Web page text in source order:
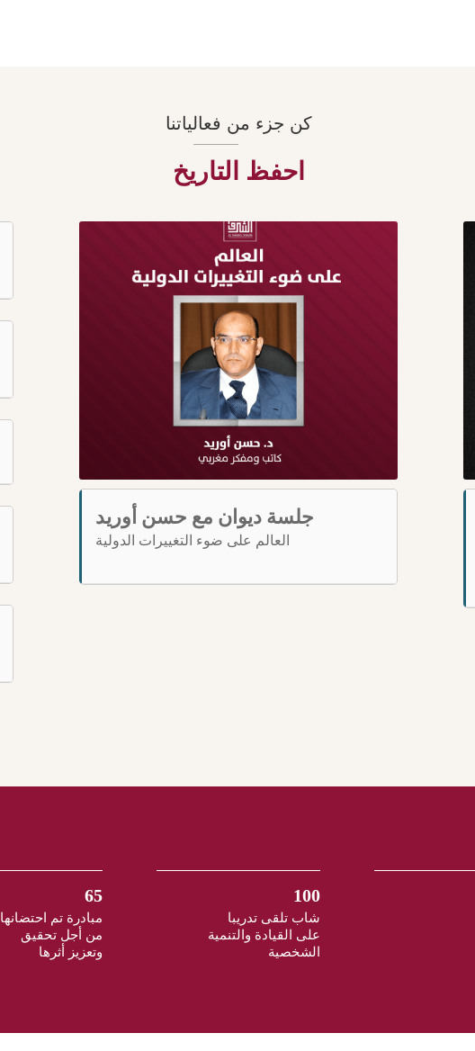
كن جزء من فعالياتنا
احفظ التاريخ
جلسة ديوان مع حسن أوريد
العالم على ضوء التغييرات الدولية
100
شاب تلقى تدريبا
على القيادة والتنمية
الشخصية
65
مبادرة تم احتضانها
من أجل تحقيق
وتعزيز أثرها